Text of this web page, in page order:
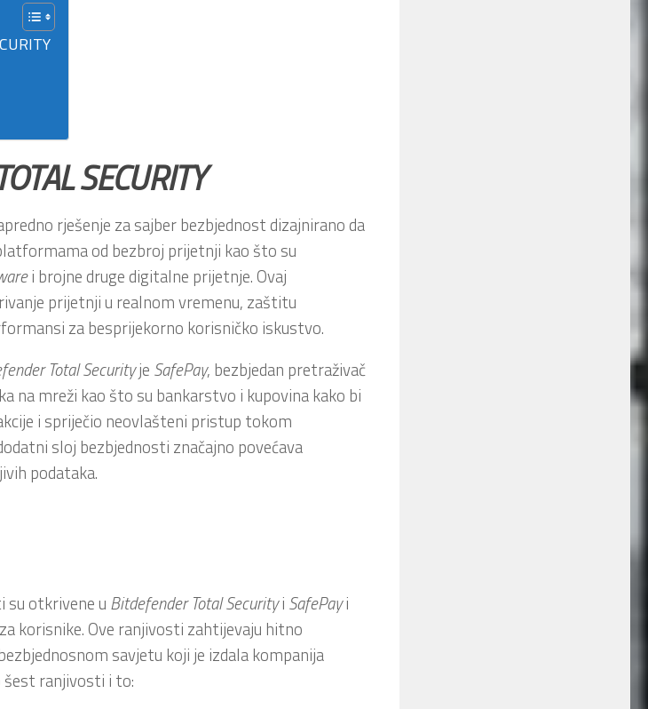
SECURITY
rješenje za sajber bezbjednost dizajnirano da
od bezbroj prijetnji kao što su
i brojne druge digitalne prijetnje. Ovaj
prijetnji u realnom vremenu, zaštitu
za besprijekorno korisničko iskustvo.
TotalSecurityje SafePay, bezbjedan pretraživač
na mreži kao što su bankarstvo i kupovina kako bi
i spriječio neovlašteni pristup tokom
sloj bezbjednosti značajno povećava
podataka.
su otkrivene u Bitdefender TotalSecurityi SafePayi
korisnike. Ove ranjivosti zahtijevaju hitno
savjetu koji je izdala kompanija
šest ranjivosti i to: